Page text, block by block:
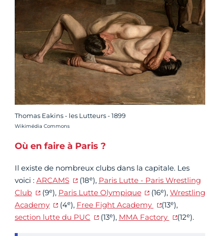
Thomas Eakins - les Lutteurs - 1899
Crédit photo :
Wikimédia Commons
Où en faire à Paris ?
Il existe de nombreux clubs dans la capitale. Les
voici : ARCAMS (18e), Paris Lutte - Paris Wrestling
Club
(9e), Paris Lutte Olympique (16e), Wrestling
Academy
(4e), Free Fight Academy (13e),
section lutte du PUC
(13e), MMA Factory (12e).